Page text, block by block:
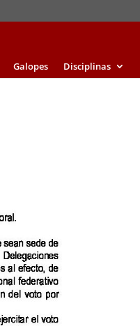
Galopes Disciplinas